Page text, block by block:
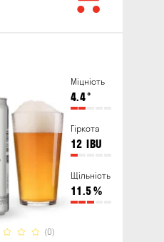
Міцність
4.4°
Гіркота
12 IBU
Щільність
11.5%
(0)